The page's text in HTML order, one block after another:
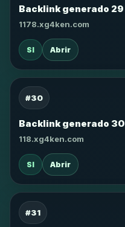
Backlink generado 29
1178.xg4ken.com
SI Abrir
#30
Backlink generado 30
118.xg4ken.com
SI Abrir
#31